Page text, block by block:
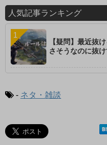
人気記事ランキング
【疑問】最近抜
さそうなのに抜
- ネタ・雑談